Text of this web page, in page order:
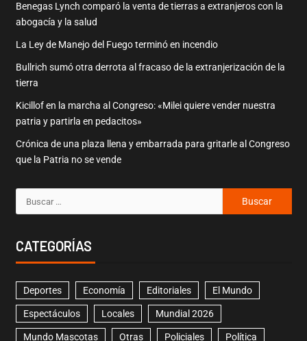
Benegas Lynch comparó la venta de tierras a extranjeros con la
abogacía y la salud
La Ley de Manejo del Fuego terminó en incendio
Bullrich sumó otra derrota al fracaso de la extranjerización de la
tierra
Kicillof en la marcha al Congreso: «Milei quiere vender nuestra
patria y partirla en pedacitos»
Crónica de una plaza llena y embarrada para gritarle al Congreso
que la Patria no se vende
CATEGORÍAS
Deportes Economía Editoriales El Mundo
Espectáculos Locales Mundial 2026
Mundo Mascotas Otras Policiales Política